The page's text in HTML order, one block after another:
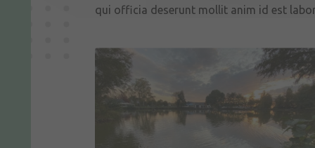
qui officia deserunt mollit anim id est